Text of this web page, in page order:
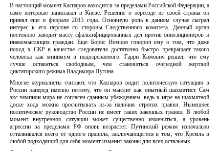
В настоящий момент Каспаров находится за пределами Российской Федерации, а
само интервью записывал в Киеве. Решение о переезде из своей страны он
принял еще в феврале 2013 года. Основную роль в данном случае сыграл
интерес к его персоне со стороны Следственного комитета. Данный орган
постоянно заводит массу сфальсифицированных дел против оппозиционеров и
инакомыслящих граждан. Еще Борис Немцов говорил ему о том, что даже
поход в СКР в качестве следователя достаточно быстро превращает такого
человека как минимум в подозреваемого. Гарри Кимович решил, что ему
лучше оставаться свободным, чем становиться очередной жертвой
диктаторского режима Владимира Путина.
Многие журналисты считают, что Каспаров видит политическую ситуацию в
России наперед именно потому, что он мыслит как опытный шахматист. Сам
экс-чемпион мира не согласен сданным убеждением, ведь в игре на шахматной
доске хода можно просчитывать из-за наличия строгих правил. Нынешнее
политическое руководство России не имеет таких законных границ. В любой
момент внутренняя ситуации может существенно измениться, а уровень
агрессии за пределами РФ вновь возрастет. Путинский режим изначально
отталкивался всего от одного правила, заключающегося в том, что Кремль в
любой подходящий для себя момент изменит законы для всех остальных.